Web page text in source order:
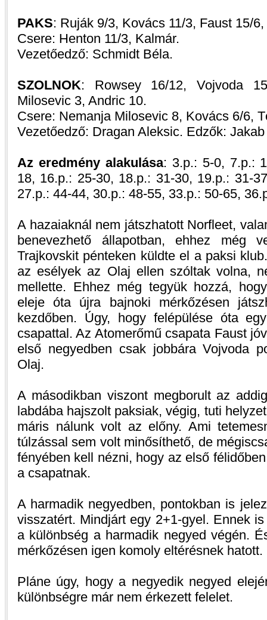
PAKS: Ruják 9/3, Kovács 11/3, Faust 15/
Csere: Henton 11/3, Kalmár.
Vezetőedző: Schmidt Béla.
SZOLNOK: Rowsey 16/12, Vojvoda
Milosevic 3, Andric 10.
Csere: Nemanja Milosevic 8, Kovács 6/6,
Vezetőedző: Dragan Aleksic. Edzők:
Az eredmény alakulása: 3.p.: 5-0, 7.p.:
18, 16.p.: 25-30, 18.p.: 31-30, 19.p.: 31-
27.p.: 44-44, 30.p.: 48-55, 33.p.: 50-65,
A hazaiaknál nem játszhatott Norfleet,
benevezhető állapotban, ehhez még
Trajkovskit pénteken küldte el a paksi
az esélyek az Olaj ellen szóltak volna,
mellette. Ehhez még tegyük hozzá,
eleje óta újra bajnoki mérkőzésen
kezdőben. Úgy, hogy felépülése óta
csapattal. Az Atomerőmű csapata Faust
első negyedben csak jobbára Vojvoda
Olaj.
A másodikban viszont megborult az
labdába hajszolt paksiak, végig, tuti
máris nálunk volt az előny. Ami
túlzással sem volt minősíthető, de
fényében kell nézni, hogy az első
a csapatnak.
A harmadik negyedben, pontokban is
visszatért. Mindjárt egy 2+1-gyel. Ennek
a különbség a harmadik negyed végén.
mérkőzésen igen komoly eltérésnek hatott.
Pláne úgy, hogy a negyedik negyed
különbségre már nem érkezett felelet.